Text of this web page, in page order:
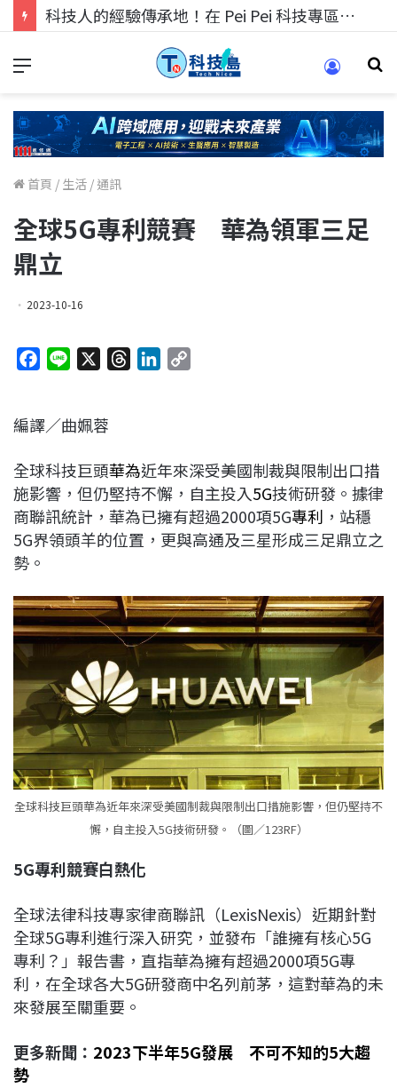
科技人的經驗傳承地！在 Pei Pei 科技專區，與學弟妹交流最硬核的技術
首頁 / 生活 / 通訊
全球5G專利競賽 華為領軍三足
鼎立
2023-10-16
e
o
o
k
e
d
s
d
I
n
i
n
k
編譯／曲姵蓉
全球科技巨頭華為近年來深受美國制裁與限制出口措
施影響，但仍堅持不懈，自主投入5G技術研發。據律
商聯訊統計，華為已擁有超過2000項5G專利 ，站穩
5G界領頭羊的位置，更與高通及三星形成三足鼎立之
勢。
全球科技巨頭華為近年來深受美國制裁與限制出口措施影響，但仍堅持不
懈，自主投入5G技術研發。（圖／123RF）
5G專利競賽白熱化
全球法律科技專家律商聯訊（LexisNexis）近期針對
全球5G專利進行深入研究，並發布「誰擁有核心5G
專利？」報告書，直指華為擁有超過2000項5G專
利，在全球各大5G研發商中名列前茅，這對華為的未
來發展至關重要。
更多新聞： 2023下半年5G發展 不可不知的5大趨
勢